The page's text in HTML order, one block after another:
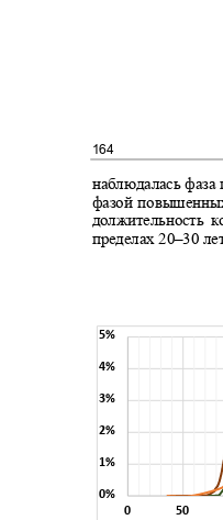
164
наблюдалась
фазой
должительность
пределах 20‒30
5%
4%
3%
2%
1%
0%
0
50